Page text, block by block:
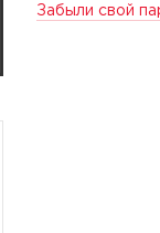
Забыли свой